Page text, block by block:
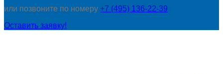
или позвоните по номеру +7 (495) 136-22-39
Оставить заявку!